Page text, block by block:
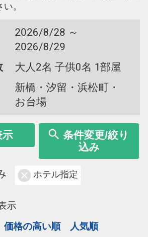
。
2026/8/28 ～
2026/8/29
大人2名 子供0名 1部屋
新橋・汐留・浜松町・
お台場
示
条件変更/絞り
込み
ホテル指定
示
価格の高い順 人気順